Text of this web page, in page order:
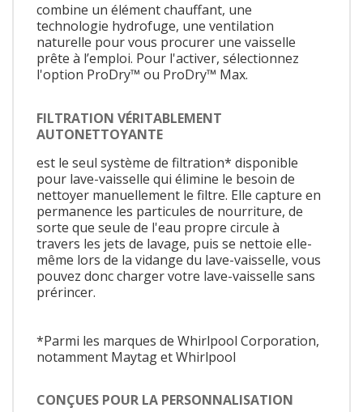
combine un élément chauffant, une
technologie hydrofuge, une ventilation
naturelle pour vous procurer une vaisselle
prête à l’emploi. Pour l'activer, sélectionnez
l'option ProDry™ ou ProDry™ Max.
FILTRATION VÉRITABLEMENT
AUTONETTOYANTE
est le seul système de filtration* disponible
pour lave-vaisselle qui élimine le besoin de
nettoyer manuellement le filtre. Elle capture en
permanence les particules de nourriture, de
sorte que seule de l'eau propre circule à
travers les jets de lavage, puis se nettoie elle-
même lors de la vidange du lave-vaisselle, vous
pouvez donc charger votre lave-vaisselle sans
prérincer.
*Parmi les marques de Whirlpool Corporation,
notamment Maytag et Whirlpool
CONÇUES POUR LA PERSONNALISATION